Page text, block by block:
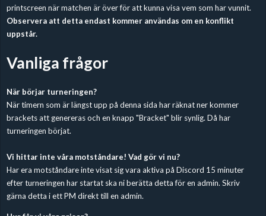
printscreen när matchen är över för att kunna visa vem som har vunnit.
Observera att detta endast kommer användas om en konflikt
uppstår.
Vanliga frågor
När börjar turneringen?
När timern som är längst upp på denna sida har räknat ner kommer
brackets att genereras och en knapp "Bracket" blir synlig. Då har
turneringen börjat.
Vi hittar inte våra motståndare! Vad gör vi nu?
Har era motståndare inte visat sig vara aktiva på Discord 15 minuter
efter turneringen har startat ska ni berätta detta för en admin. Skriv
gärna detta i ett PM direkt till en admin.